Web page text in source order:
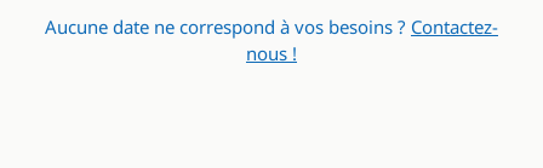
Aucune date ne correspond à vos besoins ? Contactez-
nous !